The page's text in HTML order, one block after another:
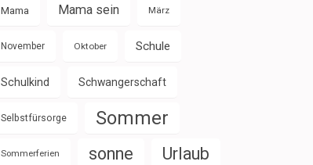
Mama Mama sein März
November Oktober Schule
Schulkind Schwangerschaft
Selbstfürsorge Sommer
Sommerferien sonne Urlaub